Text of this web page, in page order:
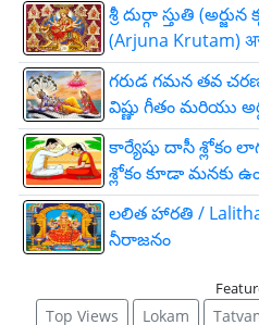
శ్రీ దుర్గా స్తుతి
(Arjuna Krutam)
గరుడ గమన తవ
విష్ణు గీతం మరియు
కార్యేషు దాసీ శ్లోకం
శ్లోకం కూడా మనకు
లలిత హారతి /
నీరాజనం
Top Views Lokam